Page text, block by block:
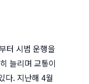
터 시범 운행을
늘리며 교통이
다. 지난해 4월